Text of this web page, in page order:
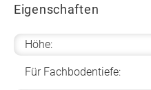
Eigenschaften
Höhe:
Für Fachbodentiefe: